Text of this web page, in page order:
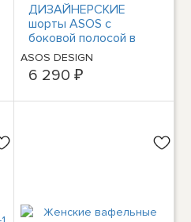
ДИЗАЙНЕРСКИЕ
шорты ASOS с
боковой полосой в
темно-синюю и
кремовую полоску -
часть комплекта
ASOS DESIGN
6 290 ₽